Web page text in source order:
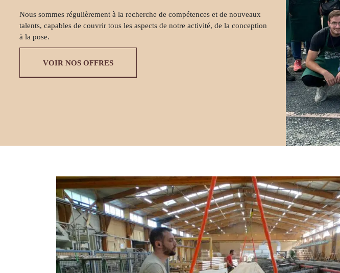
Nous sommes régulièrement à la recherche de compétences et de nouveaux
talents, capables de couvrir tous les aspects de notre activité, de la conception
à la pose.
VOIR NOS OFFRES